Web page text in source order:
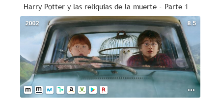
Harry Potter y las reliquias de la muerte - Parte 1
8.5
2002